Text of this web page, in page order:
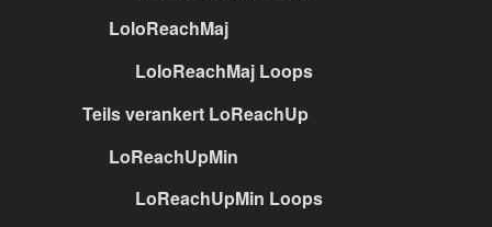
LoloReachMaj
LoloReachMaj Loops
Teils verankert LoReachUp
LoReachUpMin
LoReachUpMin Loops